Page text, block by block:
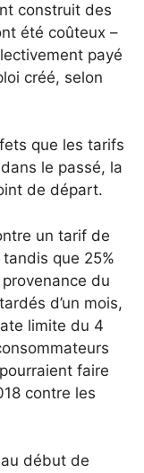
construit des
été coûteux –
payé
créé, selon
que les tarifs
le passé, la
de départ.
un tarif de
que 25%
du
d’un mois,
limite du 4
faire
contre les
début de